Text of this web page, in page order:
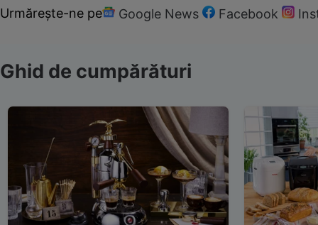
Urmărește-ne pe Google News Facebook
Ghid de cumpărături